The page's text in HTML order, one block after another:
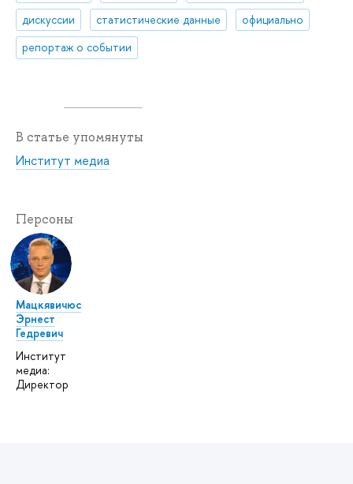
дискуссии
статистические данные
официально
репортаж о событии
В статье упомянуты
Институт медиа
Персоны
Мацкявичюс
Эрнест
Гедревич
Институт
медиа:
Директор